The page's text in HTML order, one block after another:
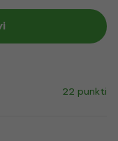
22 punkti